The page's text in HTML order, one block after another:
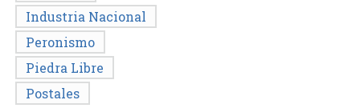
Industria Nacional
Peronismo
Piedra Libre
Postales